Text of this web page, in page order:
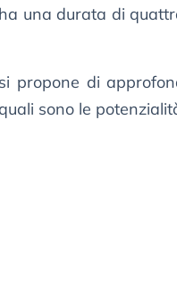
ha una durata di
propone di
sono le